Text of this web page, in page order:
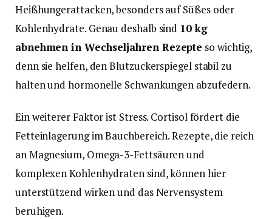
Heißhungerattacken, besonders auf Süßes oder
Kohlenhydrate. Genau deshalb sind 10 kg
abnehmen in Wechseljahren Rezepte so wichtig,
denn sie helfen, den Blutzuckerspiegel stabil zu
halten und hormonelle Schwankungen abzufedern.
Ein weiterer Faktor ist Stress. Cortisol fördert die
Fetteinlagerung im Bauchbereich. Rezepte, die reich
an Magnesium, Omega-3-Fettsäuren und
komplexen Kohlenhydraten sind, können hier
unterstützend wirken und das Nervensystem
beruhigen.